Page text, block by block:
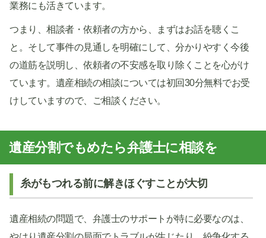
業務にも活きています。
つまり、相談者・依頼者の方から、まずはお話を聴くこ
と。そして事件の見通しを明確にして、分かりやすく今後
の道筋を説明し、依頼者の不安感を取り除くことを心がけ
ています。遺産相続の相談については初回30分無料でお受
けしていますので、ご相談ください。
遺産分割でもめたら弁護士に相談を
糸がもつれる前に解きほぐすことが大切
遺産相続の問題で、弁護士のサポートが特に必要なのは、